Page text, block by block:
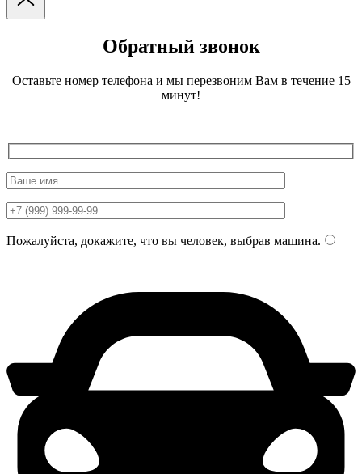
Обратный звонок
Оставьте номер телефона и мы перезвоним Вам в течение 15
минут!
Пожалуйста, докажите, что вы человек, выбрав машина.